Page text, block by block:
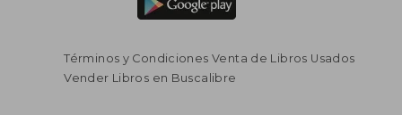
Términos y Condiciones Venta de Libros Usados
Vender Libros en Buscalibre